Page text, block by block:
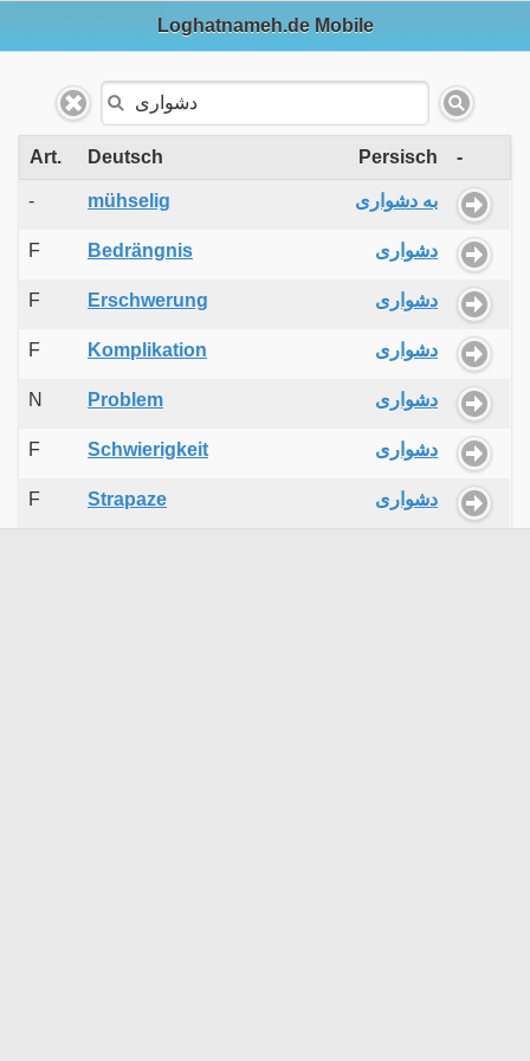
Loghatnameh.de Mobile
Art. Deutsch Persisch -
- mühselig به دشواری
F Bedrängnis دشواری
F Erschwerung دشواری
F Komplikation دشواری
N Problem دشواری
F Schwierigkeit دشواری
F Strapaze دشواری